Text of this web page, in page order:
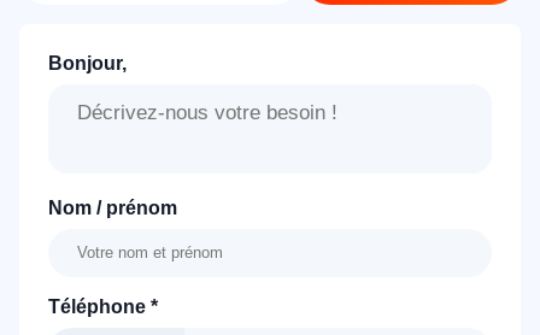
Bonjour,
Nom / prénom
Téléphone *